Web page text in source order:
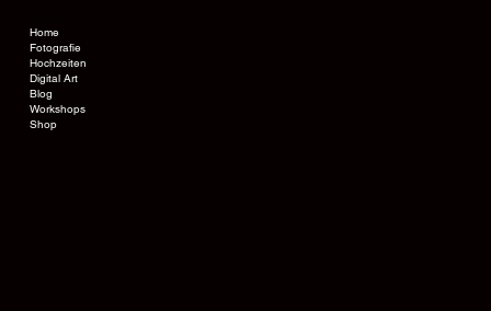
Home
Fotografie
Hochzeiten
Digital Art
Blog
Workshops
Shop